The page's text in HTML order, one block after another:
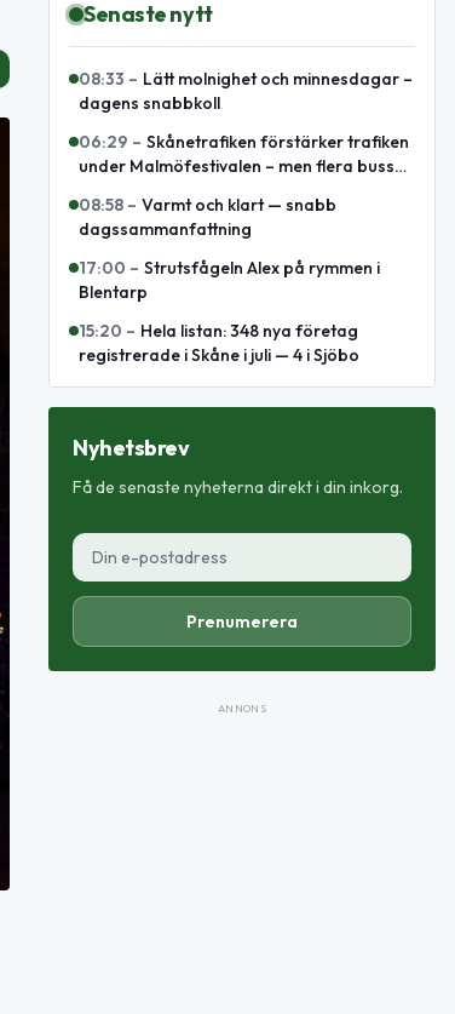
Senaste nytt
08:33 – Lätt molnighet och minnesdagar –
dagens snabbkoll
06:29 – Skånetrafiken förstärker trafiken
under Malmöfestivalen – men flera bussar
08:58 – Varmt och klart — snabb
dagssammanfattning
17:00 – Strutsfågeln Alex på rymmen i
Blentarp
15:20 – Hela listan: 348 nya företag
registrerade i Skåne i juli — 4 i Sjöbo
Nyhetsbrev
Få de senaste nyheterna direkt i din inkorg.
Prenumerera
ANNONS